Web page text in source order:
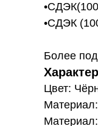
•СДЭК
Более
Цвет: